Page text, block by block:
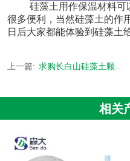
硅藻土用作保温材料可
很多便利，当然硅藻土的作
日后大家都能体验到硅藻土
上一篇: 求购长白山硅藻土颗粒-食品级矿源来自吉林长白山-[森大硅藻土]
相关